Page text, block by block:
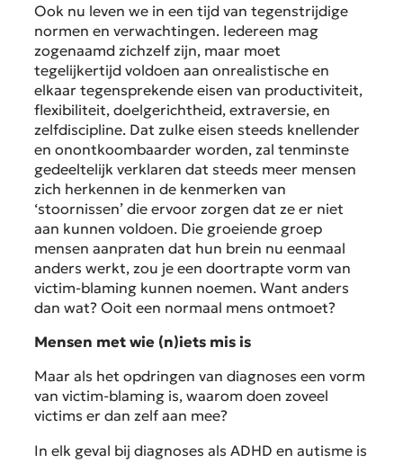
Ook nu leven we in een tijd van tegenstrijdige
normen en verwachtingen. Iedereen mag
zogenaamd zichzelf zijn, maar moet
tegelijkertijd voldoen aan onrealistische en
elkaar tegensprekende eisen van productiviteit,
flexibiliteit, doelgerichtheid, extraversie, en
zelfdiscipline. Dat zulke eisen steeds knellender
en onontkoombaarder worden, zal tenminste
gedeeltelijk verklaren dat steeds meer mensen
zich herkennen in de kenmerken van
‘stoornissen’ die ervoor zorgen dat ze er niet
aan kunnen voldoen. Die groeiende groep
mensen aanpraten dat hun brein nu eenmaal
anders werkt, zou je een doortrapte vorm van
victim-blaming kunnen noemen. Want anders
dan wat? Ooit een normaal mens ontmoet?
Mensen met wie (n)iets mis is
Maar als het opdringen van diagnoses een vorm
van victim-blaming is, waarom doen zoveel
victims er dan zelf aan mee?
In elk geval bij diagnoses als ADHD en autisme is